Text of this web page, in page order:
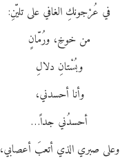
في عُرْجونكِ الغافي على تليّنِ:
من خوخِ، ورُمّانٍ
وبُسْتانِ دلالِ
وأنا أحسدني،
أحسدُني جداً…
وعلى صبري الذي أتعبَ أعصابي،